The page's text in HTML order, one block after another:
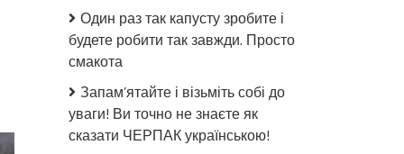
почався!
Один раз так капусту зробите і
будете робити так завжди. Просто
смакота
Запам’ятайте і візьміть собі до
уваги! Ви точно не знаєте як
сказати ЧЕРПАК українською!